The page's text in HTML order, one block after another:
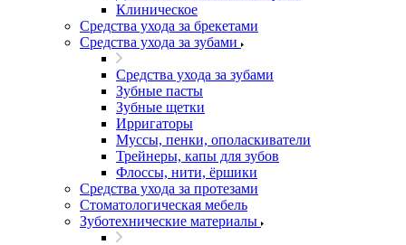
Клиническое
Средства ухода за брекетами
Средства ухода за зубами
Средства ухода за зубами
Зубные пасты
Зубные щетки
Ирригаторы
Муссы, пенки, ополаскиватели
Трейнеры, капы для зубов
Флоссы, нити, ёршики
Средства ухода за протезами
Стоматологическая мебель
Зуботехнические материалы